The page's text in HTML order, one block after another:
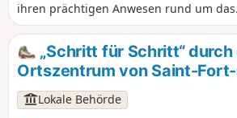
ihren prächtigen Anwesen rund um das
schöne Dorf Roissac. Angeac-
zählt zahlreiche prächtige Häuser im Stil
Charente, die von dem wirtschaftlichen
Reichtum zeugen, der mit dem lokalen
Produkt, seiner Hauptwirtschaftsquelle,
verbunden ist. Der Eingang zu den
„Schritt für Schritt“ durch
Ortszentrum von Saint-
Lokale Behörde